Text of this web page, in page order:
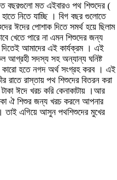
বছরগুলো মত এইবারও পথ শিশুদের (
নিতে যাচ্ছি । বিগ বছর গুলোতে
ঈদের পোশাক দিতে সমর্থ হয়ে ছিলাম
খেতে পারে না এমন শিশুদের জন্য
আমাদের এই কার্যক্রম । এই
আগ্রহী সদস্য সহ অন্যান্য ঘনিষ্ট
কারো হতে নগদ অর্থ সংগ্রহ করব । এই
রাতে রাস্তায় পথ শিশুদের বিতরন করা
ঈদে খরচ করি কেনাকাটায় ।আর
ঐ শিশুর জন্য খরচ করলে আপনার
তাই এগিয়ে আসুন পথশিশুদের মুখের